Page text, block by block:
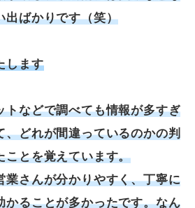
出ばかりです（笑）
します
トなどで調べても情報が多すぎ
、どれが間違っているのかの判
ことを覚えています。
業さんが分かりやすく、丁寧に
かることが多かったです。なん